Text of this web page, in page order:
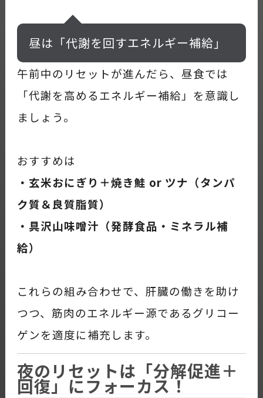
昼は「代謝を回すエネルギー補給」
午前中のリセットが進んだら、昼食では
「代謝を高めるエネルギー補給」を意識し
ましょう。
おすすめは
・玄米おにぎり＋焼き鮭 or ツナ（タンパ
ク質＆良質脂質）
・具沢山味噌汁（発酵食品・ミネラル補
給）
これらの組み合わせで、肝臓の働きを助け
つつ、筋肉のエネルギー源であるグリコー
ゲンを適度に補充します。
夜のリセットは「分解促進＋
回復」にフォーカス！